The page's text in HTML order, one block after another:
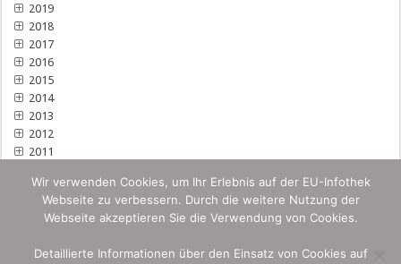
2019
2018
2017
2016
2015
2014
2013
2012
2011
Wir verwenden Cookies, um Ihr Erlebnis auf der EU-Infothek
Webseite zu verbessern. Durch die weitere Nutzung der
Webseite akzeptieren Sie die Verwendung von Cookies.
Detaillierte Informationen über den Einsatz von Cookies auf